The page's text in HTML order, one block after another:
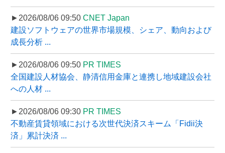
►2026/08/06 09:50 CNET Japan
建設ソフトウェアの世界市場規模、シェア、動向および
成長分析 ...
►2026/08/06 09:50 PR TIMES
全国建設人材協会、静清信用金庫と連携し地域建設会社
への人材 ...
►2026/08/06 09:30 PR TIMES
不動産賃貸領域における次世代決済スキーム「Fidii決
済」累計決済 ...